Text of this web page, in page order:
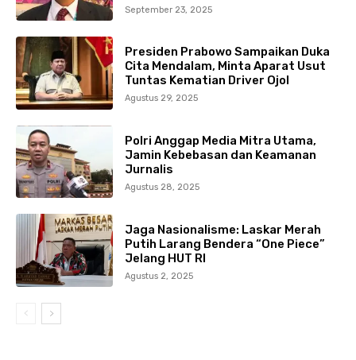
September 23, 2025
Presiden Prabowo Sampaikan Duka
Cita Mendalam, Minta Aparat Usut
Tuntas Kematian Driver Ojol
Agustus 29, 2025
Polri Anggap Media Mitra Utama,
Jamin Kebebasan dan Keamanan
Jurnalis
Agustus 28, 2025
Jaga Nasionalisme: Laskar Merah
Putih Larang Bendera “One Piece”
Jelang HUT RI
Agustus 2, 2025